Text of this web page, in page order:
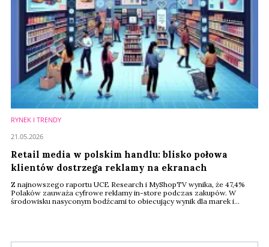
RYNEK I TRENDY
Retail media w polskim handlu: blisko połowa
klientów dostrzega reklamy na ekranach
Z najnowszego raportu UCE Research i MyShopTV wynika, że 47,4%
Polaków zauważa cyfrowe reklamy in-store podczas zakupów. W
środowisku nasyconym bodźcami to obiecujący wynik dla marek i
21.05.2026